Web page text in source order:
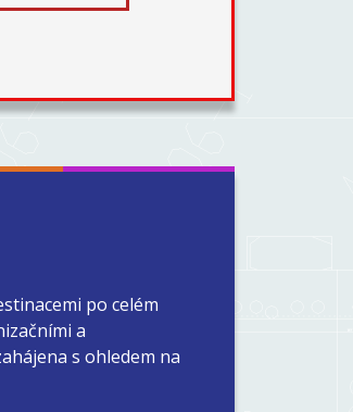
po celém
a
s ohledem na